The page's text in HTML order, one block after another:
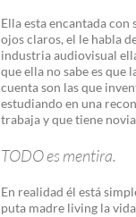
Ella esta encantada con
ojos claros, el le habla
industria audiovisual
que ella no sabe es que
cuenta son las que
estudiando en una
trabaja y que tiene
TODO es mentira.
En realidad él está
puta madre living la